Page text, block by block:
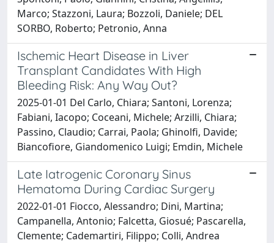
Marco; Stazzoni, Laura; Bozzoli, Daniele; DEL
SORBO, Roberto; Petronio, Anna
Ischemic Heart Disease in Liver
Transplant Candidates With High
Bleeding Risk: Any Way Out?
2025-01-01 Del Carlo, Chiara; Santoni, Lorenza;
Fabiani, Iacopo; Coceani, Michele; Arzilli, Chiara;
Passino, Claudio; Carrai, Paola; Ghinolfi, Davide;
Biancofiore, Giandomenico Luigi; Emdin, Michele
Late Iatrogenic Coronary Sinus
Hematoma During Cardiac Surgery
2022-01-01 Fiocco, Alessandro; Dini, Martina;
Campanella, Antonio; Falcetta, Giosué; Pascarella,
Clemente; Cademartiri, Filippo; Colli, Andrea